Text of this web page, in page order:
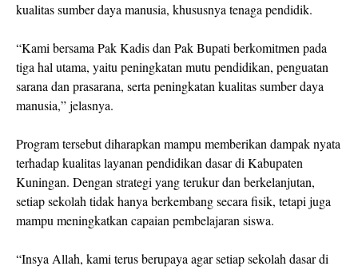
kualitas sumber daya manusia, khususnya tenaga pendidik.
“Kami bersama Pak Kadis dan Pak Bupati berkomitmen pada
tiga hal utama, yaitu peningkatan mutu pendidikan, penguatan
sarana dan prasarana, serta peningkatan kualitas sumber daya
manusia,” jelasnya.
Program tersebut diharapkan mampu memberikan dampak nyata
terhadap kualitas layanan pendidikan dasar di Kabupaten
Kuningan. Dengan strategi yang terukur dan berkelanjutan,
setiap sekolah tidak hanya berkembang secara fisik, tetapi juga
mampu meningkatkan capaian pembelajaran siswa.
“Insya Allah, kami terus berupaya agar setiap sekolah dasar di